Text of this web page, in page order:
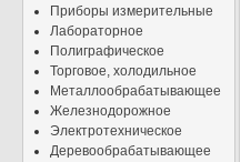
Приборы измерительные
Лабораторное
Полиграфическое
Торговое, холодильное
Металлообрабатывающее
Железнодорожное
Электротехническое
Деревообрабатывающее